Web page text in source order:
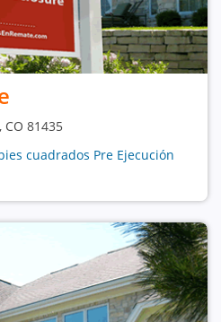
81435
cuadrados Pre Ejecución